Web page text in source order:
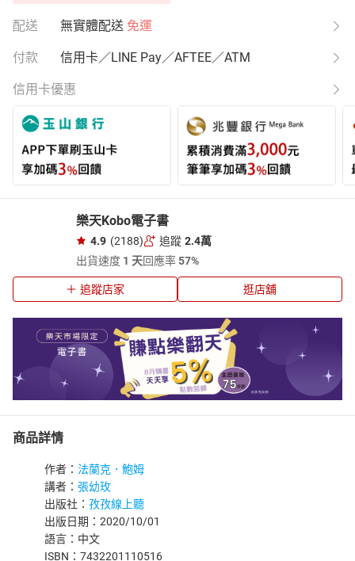
配送 無實體配送 免運
付款 信用卡／LINE Pay／AFTEE／ATM
信用卡優惠
樂天Kobo電子書
4.9 (2188) 追蹤 2.4萬
出貨速度 1 天回應率57%
追蹤店家 逛店舖
商品詳情
作者： 法蘭克．鮑姆
講者： 張幼玫
出版社： 孜孜線上聽
出版日期：2020/10/01
語言：中文
ISBN：7432201110516